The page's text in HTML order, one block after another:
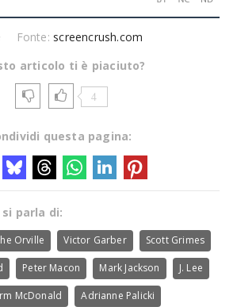
Fonte: screencrush.com
articolo ti è piaciuto?
4
questa pagina:
parla di:
Orville Victor Garber Scott Grimes
Peter Macon Mark Jackson J. Lee
McDonald Adrianne Palicki